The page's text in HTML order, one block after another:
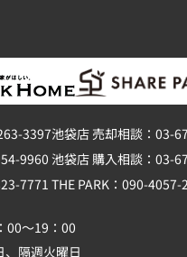
3397
9960
7771
池袋店 売却相談：03-
池袋店 購入相談：03-
THE PARK：090-4057-
00～19：00
、隔週火曜日